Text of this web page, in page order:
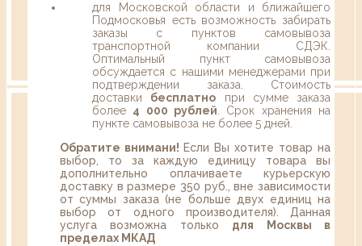
для Московской области и ближайшего
Подмосковья есть возможность забирать
заказы с пунктов самовывоза
транспортной компании СДЭК.
Оптимальный пункт самовывоза
обсуждается с нашими менеджерами при
подтверждении заказа. Стоимость
доставки бесплатно при сумме заказа
более 4 000 рублей . Срок хранения на
пункте самовывоза не более 5 дней.
Обратите внимани! Если Вы хотите товар на
выбор, то за каждую единицу товара вы
дополнительно оплачиваете курьерскую
доставку в размере 350 руб., вне зависимости
от суммы заказа (не больше двух единиц на
выбор от одного производителя). Данная
услуга возможна только для Москвы в
пределах МКАД